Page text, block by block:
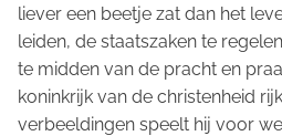
liever een beetje zat dan het
leiden, de staatszaken te
te midden van de pracht en
koninkrijk van de christenheid
verbeeldingen speelt hij voor